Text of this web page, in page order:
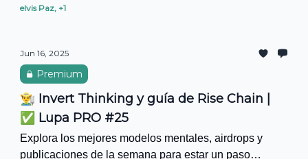
elvis Paz, +1
Jun 16, 2025
Premium
👨‍🌾 Invert Thinking y guía de Rise Chain |
✅ Lupa PRO #25
Explora los mejores modelos mentales, airdrops y
publicaciones de la semana para estar un paso